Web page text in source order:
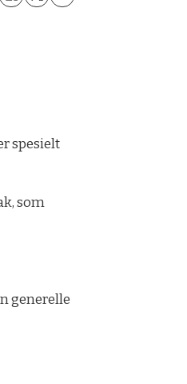
spesielt
som
generelle